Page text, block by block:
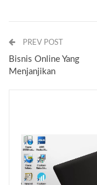
PREV POST
Bisnis Online Yang
Menjanjikan